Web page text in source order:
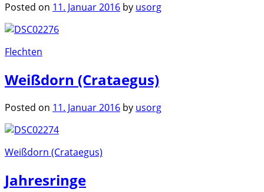
Posted on 11. Januar 2016 by usorg
Flechten
Weißdorn (Crataegus)
Posted on 11. Januar 2016 by usorg
Weißdorn (Crataegus)
Jahresringe